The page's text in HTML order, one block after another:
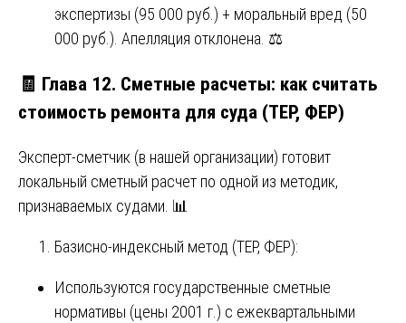
экспертизы (95 000 руб.) + моральный вред (50
000 руб.). Апелляция отклонена. ⚖️
🧾 Глава 12. Сметные расчеты: как считать
стоимость ремонта для суда (ТЕР, ФЕР)
Эксперт-сметчик (в нашей организации) готовит
локальный сметный расчет по одной из методик,
признаваемых судами. 📊
Базисно-индексный метод (ТЕР, ФЕР):
Используются государственные сметные
нормативы (цены 2001 г.) с ежеквартальными